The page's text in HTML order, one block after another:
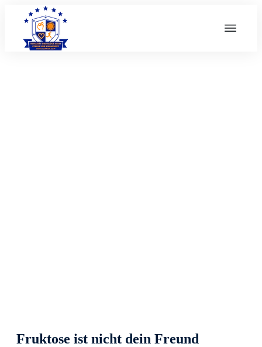
Fruktose ist nicht dein Freund